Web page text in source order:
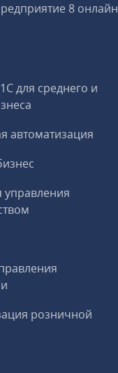
8 онлайн
для среднего и
автоматизация
управления
розничной